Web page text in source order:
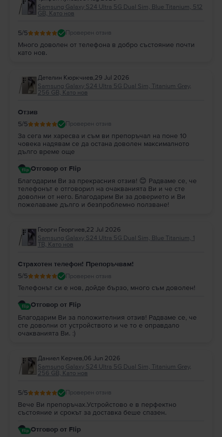
Samsung Galaxy S24 Ultra 5G Dual Sim, Blue Titanium, 512
GB, Като нов
5/5 Проверен отзив
Много доволен от телефона в добро състояние почти
като нов.
Детелин Кюркчиев,29 Jul 2026
Samsung Galaxy S24 Ultra 5G Dual Sim, Titanium Grey,
256 GB, Като нов
Отзив
5/5 Проверен отзив
За сега ми харесва и съм ви препоръчал на поне 10
човека надявам се да остана доволен максималното
дълго време още
Отговор от Flip
Благодарим Ви за прекрасния отзив! 😊 Радваме се, че
телефонът е отговорил на очакванията Ви и че сте
доволни от него. Благодарим Ви за доверието и Ви
пожелаваме дълго и безпроблемно ползване!
Георги Георгиев,22 Jul 2026
Samsung Galaxy S24 Ultra 5G Dual Sim, Blue Titanium, 1
TB, Като нов
Страхотен телефон! Препоръчвам!
5/5 Проверен отзив
Телефонът си е нов, дойде бързо, много съм доволен!
Отговор от Flip
Благодарим Ви за положителния отзив! Радваме се, че
сте доволни от устройството и че то е оправдало
очакванията Ви. :)
Даниел Керчев,06 Jun 2026
Samsung Galaxy S24 Ultra 5G Dual Sim, Titanium Grey,
256 GB, Като нов
5/5 Проверен отзив
Вече Ви препоръчах.Устройстово е в перфектно
състояние и срокът за доставка беше спазен.
Отговор от Flip